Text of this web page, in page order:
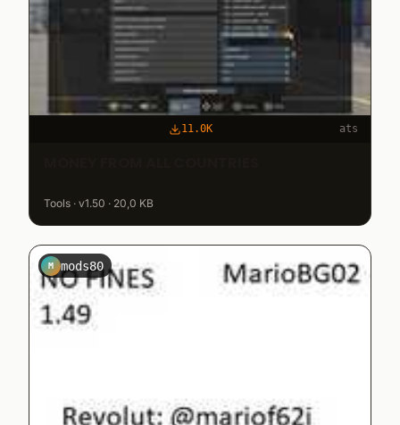
11.0K ats
Tools · v1.50 · 20,0 KB
M mods80